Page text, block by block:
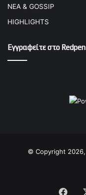
ΝΕΑ & GOSSIP
HIGHLIGHTS
Εγγραφείτε στο Redpen
© Copyright